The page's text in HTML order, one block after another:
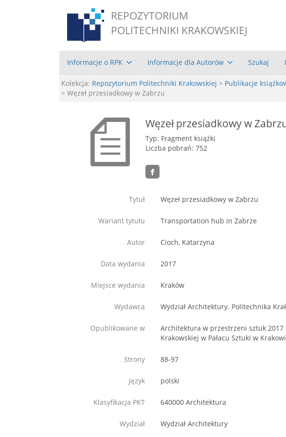
REPOZYTORIUM
POLITECHNIKI KRAKOWSKIEJ
Informacje o RPK Informacje dla Autorów Szukaj
Kolekcja: Repozytorium Politechniki Krakowskiej > Publikacje
> Węzeł przesiadkowy w Zabrzu
Węzeł przesiadkowy w
Typ: Fragment książki
Liczba pobrań: 752
Tytuł Węzeł przesiadkowy w Zabrzu
Wariant tytułu Transportation hub in Zabrze
Autor Cioch, Katarzyna
Data wydania 2017
Miejsce wydania Kraków
Wydawca Wydział Architektury. Politechnika
Opublikowane w
Architektura w przestrzeni sztuk
Krakowskiej w Pałacu Sztuki w
Strony 88-97
Język polski
Klasyfikacja PKT 640000 Architektura
Wydział Wydział Architektury